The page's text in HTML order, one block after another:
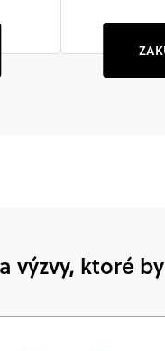
výzvy, ktoré